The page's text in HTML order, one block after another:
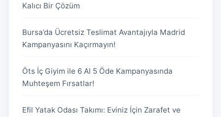
Kalıcı Bir Çözüm
Bursa’da Ücretsiz Teslimat Avantajıyla Madrid
Kampanyasını Kaçırmayın!
Öts İç Giyim ile 6 Al 5 Öde Kampanyasında
Muhteşem Fırsatlar!
Efil Yatak Odası Takımı: Eviniz İçin Zarafet ve